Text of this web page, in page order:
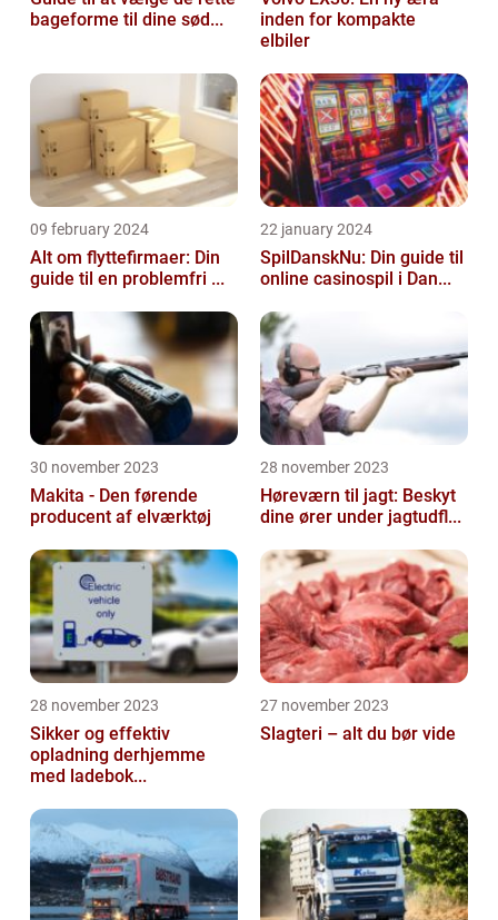
bageforme til dine sød...
inden for kompakte
elbiler
09 february 2024
Alt om flyttefirmaer: Din
guide til en problemfri ...
22 january 2024
SpilDanskNu: Din guide til
online casinospil i Dan...
30 november 2023
Makita - Den førende
producent af elværktøj
28 november 2023
Høreværn til jagt: Beskyt
dine ører under jagtudfl...
28 november 2023
Sikker og effektiv
opladning derhjemme
med ladebok...
27 november 2023
Slagteri – alt du bør vide